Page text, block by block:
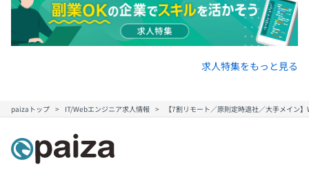
求人特集をもっと見る
paizaトップ IT/Webエンジニア求人情報 【7割リモート／原則定時退社／大手メイン